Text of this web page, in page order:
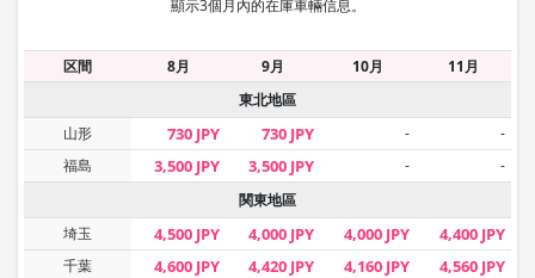
顯示3個月內的在庫車輛信息。
区間 8月 9月 10月
11月
東北地區
山形
730 JPY 730 JPY -
-
福島
3,500 JPY 3,500 JPY -
-
関東地區
埼玉
4,500 JPY 4,000 JPY 4,000 JPY 4,400 JPY
千葉 4,600 JPY 4,420 JPY 4,160 JPY 4,560 JPY